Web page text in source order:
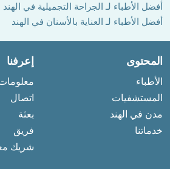
أفضل الأطباء لـ الجراحة التجميلية في الهند
أفضل الأطباء لـ العناية بالأسنان في الهند
المحتوى
الأطباء
المستشفيات
مدن في الهند
خدماتنا
إعرفنا
اتصال
بعثة
فريق
شريك